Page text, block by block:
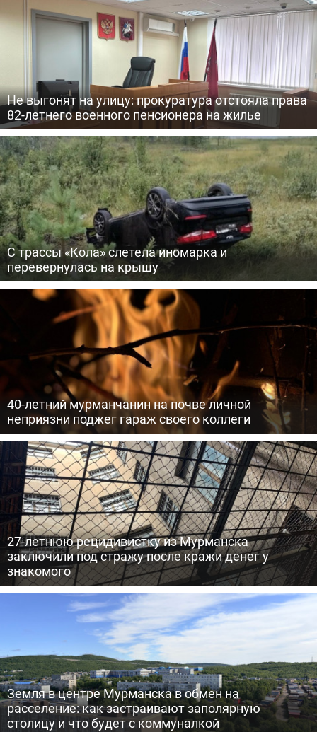
Не выгонят на улицу: прокуратура отстояла права
82-летнего военного пенсионера на жилье
С трассы «Кола» слетела иномарка и
перевернулась на крышу
40-летний мурманчанин на почве личной
неприязни поджег гараж своего коллеги
27-летнюю рецидивистку из Мурманска
заключили под стражу после кражи денег у
знакомого
Земля в центре Мурманска в обмен на
расселение: как застраивают заполярную
столицу и что будет с коммуналкой